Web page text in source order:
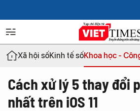
Xã hội sốKinh tế sốKhoa học -
Cách xử lý 5 thay đổi
nhất trên iOS 11